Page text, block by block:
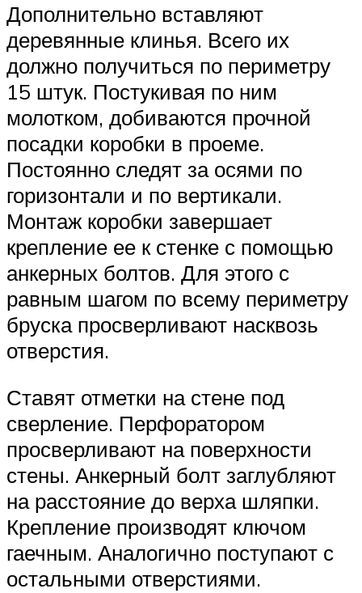
Дополнительно вставляют
деревянные клинья. Всего их
должно получиться по периметру
15 штук. Постукивая по ним
молотком, добиваются прочной
посадки коробки в проеме.
Постоянно следят за осями по
горизонтали и по вертикали.
Монтаж коробки завершает
крепление ее к стенке с помощью
анкерных болтов. Для этого с
равным шагом по всему периметру
бруска просверливают насквозь
отверстия.
Ставят отметки на стене под
сверление. Перфоратором
просверливают на поверхности
стены. Анкерный болт заглубляют
на расстояние до верха шляпки.
Крепление производят ключом
гаечным. Аналогично поступают с
остальными отверстиями.